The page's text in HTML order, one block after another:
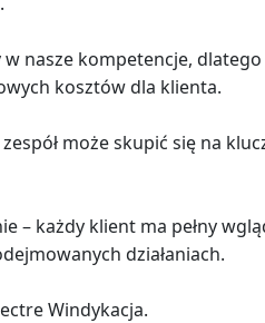
w nasze kompetencje,
kosztów dla klienta.
może skupić się na
– każdy klient ma pełny
działaniach.
Windykacja.